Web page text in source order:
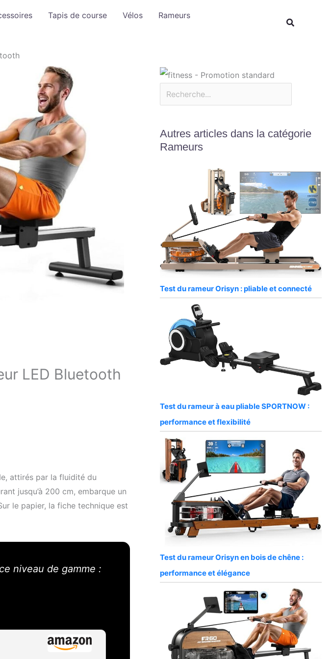
Tapis de course Vélos
Rameurs
LED Bluetooth
attirés par la fluidité du
jusqu’à 200 cm, embarque un
le papier, la fiche technique est
niveau de gamme :
Autres articles dans la catégorie
Rameurs
Test du rameur Orisyn : pliable et connecté
Test du rameur à eau pliable SPORTNOW :
performance et flexibilité
Test du rameur Orisyn en bois de chêne :
performance et élégance